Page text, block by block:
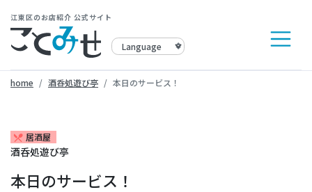
江東区のお店紹介 公式サイト
home 酒呑処遊び亭 本日のサービス！
restaurant_menu 居酒屋
酒呑処遊び亭
本日のサービス！